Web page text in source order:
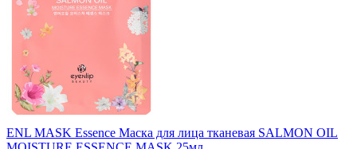
ENL MASK Essence Маска для лица тканевая SALMON OIL